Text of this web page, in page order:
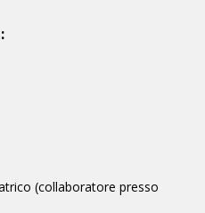
(collaboratore presso